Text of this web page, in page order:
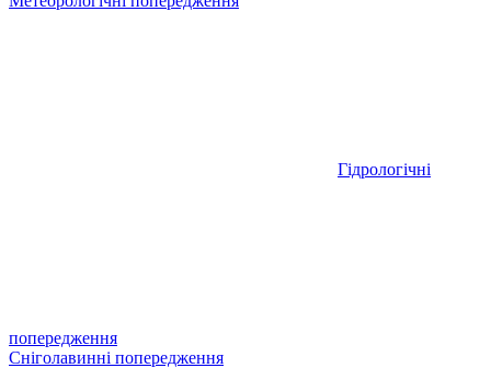
Гідрологічні
попередження
Сніголавинні попередження